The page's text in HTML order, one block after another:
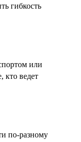
гибкость
или
кто ведет
по-разному